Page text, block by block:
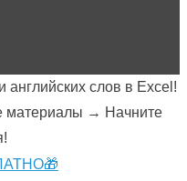
слов в Excel!
материалы → Начните